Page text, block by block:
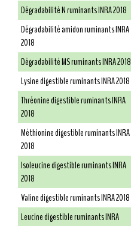
Dégradabilité N ruminants INRA 2018
Dégradabilité amidon ruminants INRA
2018
Dégradabilité MS ruminants INRA 2018
Lysine digestible ruminants INRA 2018
Thréonine digestible ruminants INRA
2018
Méthionine digestible ruminants INRA
2018
Isoleucine digestible ruminants INRA
2018
Valine digestible ruminants INRA 2018
Leucine digestible ruminants INRA